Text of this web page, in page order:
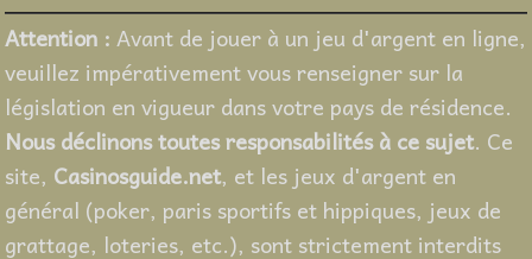
Attention : Avant de jouer à un jeu d'argent en ligne,
veuillez impérativement vous renseigner sur la
législation en vigueur dans votre pays de résidence.
Nous déclinons toutes responsabilités à ce sujet. Ce
site, Casinosguide.net, et les jeux d'argent en
général (poker, paris sportifs et hippiques, jeux de
grattage, loteries, etc.), sont strictement interdits